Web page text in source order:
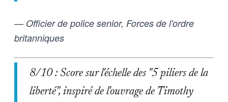
— Officier de police senior, Forces de l'ordre
britanniques
8/10 : Score sur l'échelle des "5 piliers de la
liberté", inspiré de l'ouvrage de Timothy